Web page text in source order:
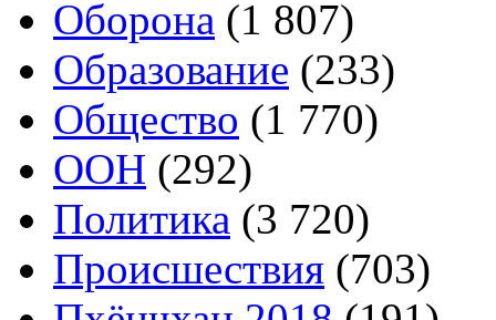
Оборона (1 807)
Образование (233)
Общество (1 770)
ООН (292)
Политика (3 720)
Происшествия (703)